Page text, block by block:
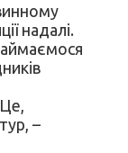
надалі.
–